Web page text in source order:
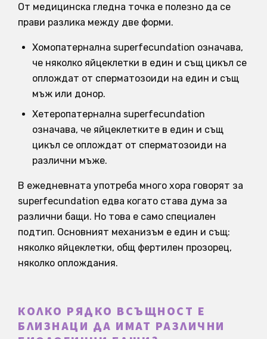
От медицинска гледна точка е полезно да се
прави разлика между две форми.
Хомопатернална superfecundation означава,
че няколко яйцеклетки в един и същ цикъл се
оплождат от сперматозоиди на един и същ
мъж или донор.
Хетеропатернална superfecundation
означава, че яйцеклетките в един и същ
цикъл се оплождат от сперматозоиди на
различни мъже.
В ежедневната употреба много хора говорят за
superfecundation едва когато става дума за
различни бащи. Но това е само специален
подтип. Основният механизъм е един и същ:
няколко яйцеклетки, общ фертилен прозорец,
няколко оплождания.
КОЛКО РЯДКО ВСЪЩНОСТ Е
БЛИЗНАЦИ ДА ИМАТ РАЗЛИЧНИ